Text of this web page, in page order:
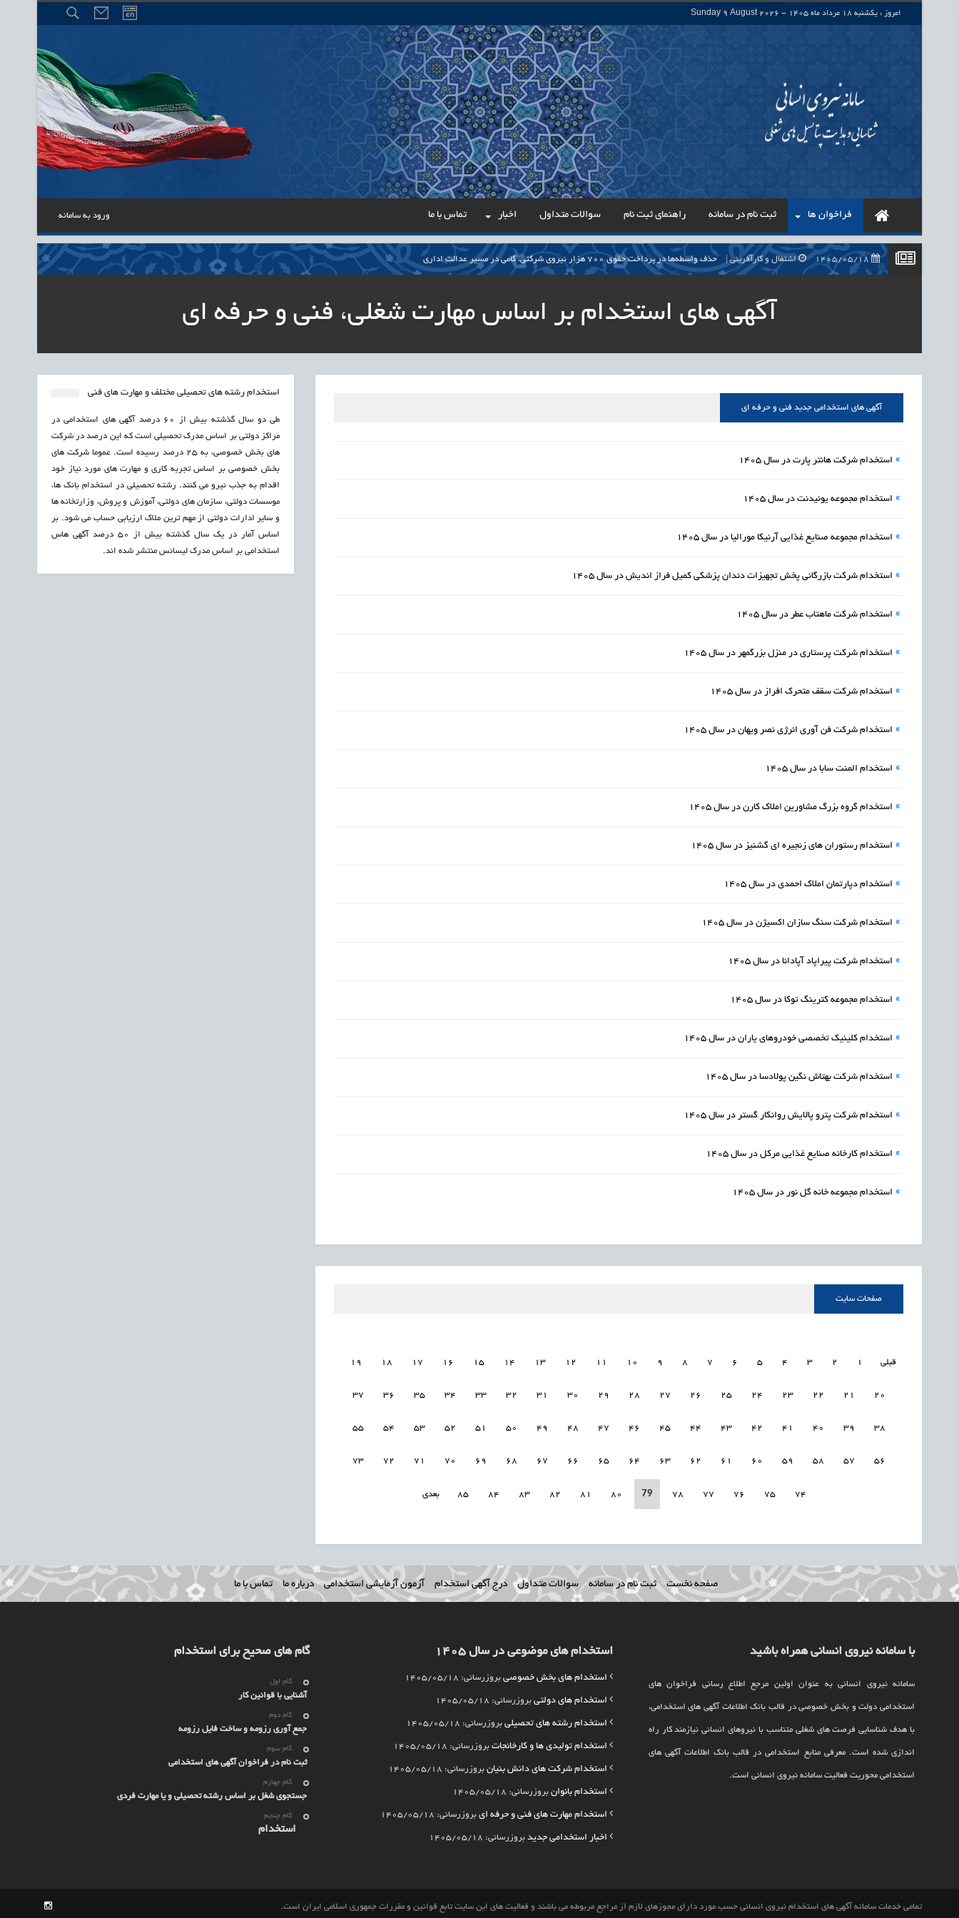
امروز : یکشنبه 18 مرداد ماه 1405 - Sunday 9 August 2026
فراخوان ها ثبت نام در سامانه راهنمای ثبت نام سوالات متداول اخبار تماس با ما ورود به سامانه
اشتغال و کارآفرینی حذف واسطه‌ها در پرداخت حقوق ۷۰۰ هزار نیروی شرکتی، گامی در مسیر عدالت اداری
اشتغال و کارآفرینی رئیس مرکز منابع انسانی آموزش‌وپرورش: داوطلبان ردصلاحیت‌شده حق اعتراض دارند
1405/05/18 اشتغال و کارآفرینی راه‌اندازی «کارخانه نوآوری مینیاتوری فرآورده‌های گیاهی و طبیعی» در دستور کار معاونت علمی
آگهی های استخدام بر اساس مهارت شغلی، فنی و حرفه ای
آگهی های استخدامی جدید فنی و حرفه ای
» استخدام شرکت هانتر پارت در سال 1405
» استخدام مجموعه یونیدنت در سال 1405
» استخدام مجموعه صنایع غذایی آرنیکا مورالیا در سال 1405
» استخدام شرکت بازرگانی پخش تجهیزات دندان پزشکی کمیل فراز اندیش در سال 1405
» استخدام شرکت ماهتاب عطر در سال 1405
» استخدام شرکت پرستاری در منزل بزرگمهر در سال 1405
» استخدام شرکت سقف متحرک افراز در سال 1405
» استخدام شرکت فن آوری انرژی نصر ویهان در سال 1405
» استخدام المنت سابا در سال 1405
» استخدام گروه بزرگ مشاورین املاک کارن در سال 1405
» استخدام رستوران های زنجیره ای گشنیز در سال 1405
» استخدام دپارتمان املاک احمدی در سال 1405
» استخدام شرکت سنگ سازان اکسیژن در سال 1405
» استخدام شرکت پیراپاد آپادانا در سال 1405
» استخدام مجموعه کترینگ توکا در سال 1405
» استخدام کلینیک تخصصی خودروهای یاران در سال 1405
» استخدام شرکت بهتاش نگین پولادسا در سال 1405
» استخدام شرکت پترو پالایش روانکار گستر در سال 1405
» استخدام کارخانه صنایع غذایی مرکل در سال 1405
» استخدام مجموعه خانه گل نور در سال 1405
صفحات سایت
قبلی 1
2
3
4
5
6
7
8
9
10
11
12
13
14
15
16
17
18
19
20
21
22
23
24
25
26
27
28
29
30
31
32
33
34
35
36
37
38
39
40
41
42
43
44
45
46
47
48
49
50
51
52
53
54
55
56
57
58
59
60
61
62
63
64
65
66
67
68
69
70
71
72
73
74
75
76
77
78
79
80
81
82
83
84
85 بعدی
استخدام رشته های تحصیلی مختلف و مهارت های فنی
طی دو سال گذشته بیش از 60 درصد آگهی های استخدامی در
مراکز دولتی بر اساس مدرک تحصیلی است که این درصد در شرکت
های بخش خصوصی، به 25 درصد رسیده است. عموما شرکت های
بخش خصوصی بر اساس تجربه کاری و مهارت های مورد نیاز خود
اقدام به جذب نیرو می کنند. رشته تحصیلی در استخدام بانک ها،
موسسات دولتی، سازمان های دولتی، آموزش و پروش، وزارتخانه ها
و سایر ادارات دولتی از مهم ترین ملاک ارزیابی حساب می شود. بر
اساس آمار در یک سال گذشته بیش از 50 درصد آگهی هاس
استخدامی بر اساس مدرک لیسانس منتشر شده اند.
صفحه نخست ثبت نام در سامانه سوالات متداول درج آگهی استخدام آزمون آزمایشی استخدامی درباره ما تماس با ما
با سامانه نیروی انسانی همراه باشید
سامانه نیروی انسانی به عنوان اولین مرجع اطلاع رسانی فراخوان های
استخدامی دولت و بخش خصوصی در قالب بانک اطلاعات آگهی های استخدامی،
با هدف شناسایی فرصت های شغلی متناسب با نیروهای انسانی نیازمند کار راه
اندازی شده است. معرفی منابع استخدامی در قالب بانک اطلاعات آگهی های
استخدامی محوریت فعالیت سامانه نیروی انسانی است.
استخدام های موضوعی در سال 1405
استخدام های بخش خصوصی بروزرسانی: 1405/05/18
استخدام های دولتی بروزرسانی: 1405/05/18
استخدام رشته های تحصیلی بروزرسانی: 1405/05/18
استخدام تولیدی ها و کارخانجات بروزرسانی: 1405/05/18
استخدام شرکت های دانش بنیان بروزرسانی: 1405/05/18
استخدام بانوان بروزرسانی: 1405/05/18
استخدام مهارت های فنی و حرفه ای بروزرسانی: 1405/05/18
اخبار استخدامی جدید بروزرسانی: 1405/05/18
گام های صحیح برای استخدام
گام اول
آشنایی با قوانین کار
گام دوم
جمع آوری رزومه و ساخت فایل رزومه
گام سوم
ثبت نام در فراخوان آگهی های استخدامی
گام چهارم
جستجوی شغل بر اساس رشته تحصیلی و یا مهارت فردی
گام چنجم
استخدام
تمامی خدمات سامانه آگهی های استخدام نیروی انسانی حسب مورد دارای مجوزهای لازم از مراجع مربوطه می باشند و فعالیت های این سایت تابع قوانین و مقررات جمهوری اسلامی ایران است.